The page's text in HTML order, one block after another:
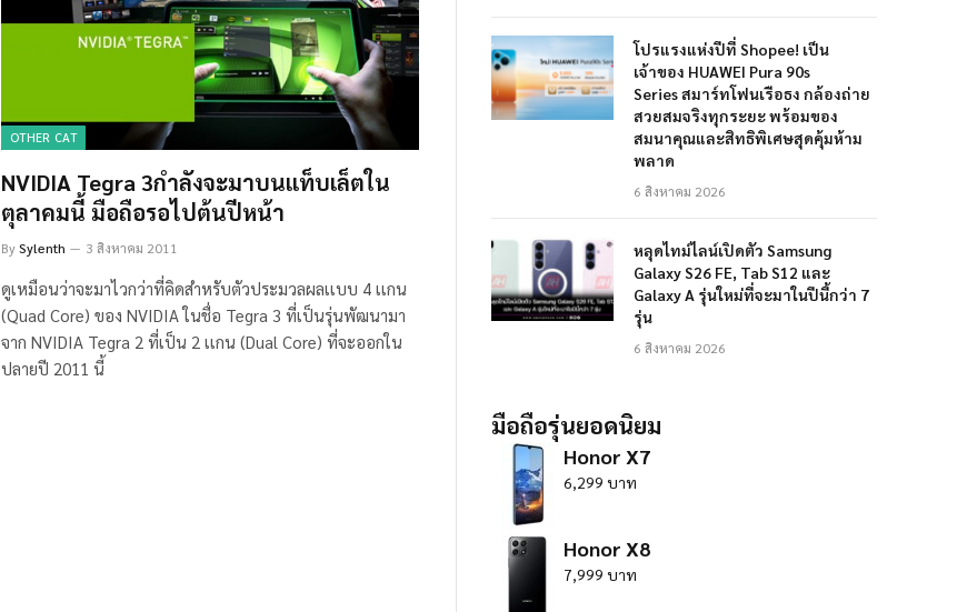
OTHER CAT
NVIDIA Tegra 3กำลังจะมาบนเเท็บเล็ตใน
ตุลาคมนี้ มือถือรอไปต้นปีหน้า
BySylenth 3 สิงหาคม 2011
ดูเหมือนว่าจะมาไวกว่าที่คิดสำหรับตัวประมวลผลเเบบ 4 เเกน
(Quad Core) ของ NVIDIA ในชื่อ Tegra 3 ที่เป็นรุ่นพัฒนามา
จาก NVIDIA Tegra 2 ที่เป็น 2 เเกน (Dual Core) ที่จะออกใน
ปลายปี 2011 นี้
โปรแรงแห่งปีที่ Shopee! เป็น
เจ้าของ HUAWEI Pura 90s
Series สมาร์ทโฟนเรือธง กล้องถ่าย
สวยสมจริงทุกระยะ พร้อมของ
สมนาคุณและสิทธิพิเศษสุดคุ้มห้าม
พลาด
6 สิงหาคม 2026
หลุดไทม์ไลน์เปิดตัว Samsung
Galaxy S26 FE, Tab S12 และ
Galaxy A รุ่นใหม่ที่จะมาในปีนี้กว่า 7
รุ่น
6 สิงหาคม 2026
มือถือรุ่นยอดนิยม
Honor X7
6,299 บาท
Honor X8
7,999 บาท